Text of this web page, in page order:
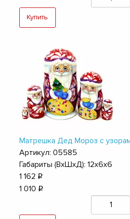
Купить
Матрешка Дед Мороз с
Артикул: 05585
Габариты (ВхШхД): 12х6х6
1 162 q
1 010 q